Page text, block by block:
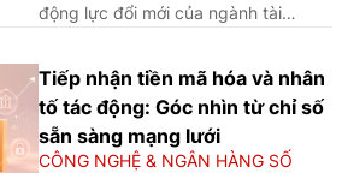
động lực đổi mới của ngành tài
nhưng cũng đặt ra không ít thách
thức trong quá trình triển khai và
quản trị.
Tiếp nhận tiền mã hóa và nhân
tố tác động: Góc nhìn từ chỉ số
sẵn sàng mạng lưới
CÔNG NGHỆ & NGÂN HÀNG SỐ